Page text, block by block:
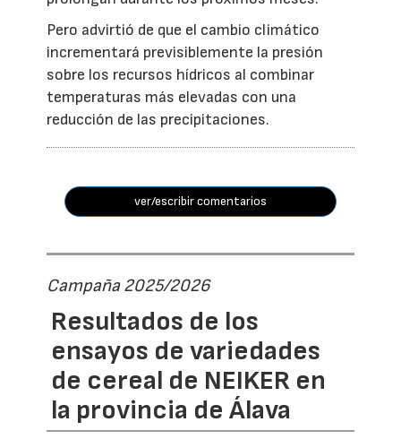
Pero advirtió de que el cambio climático
incrementará previsiblemente la presión
sobre los recursos hídricos al combinar
temperaturas más elevadas con una
reducción de las precipitaciones.
ver/escribir comentarios
Campaña 2025/2026
Resultados de los
ensayos de variedades
de cereal de NEIKER en
la provincia de Álava